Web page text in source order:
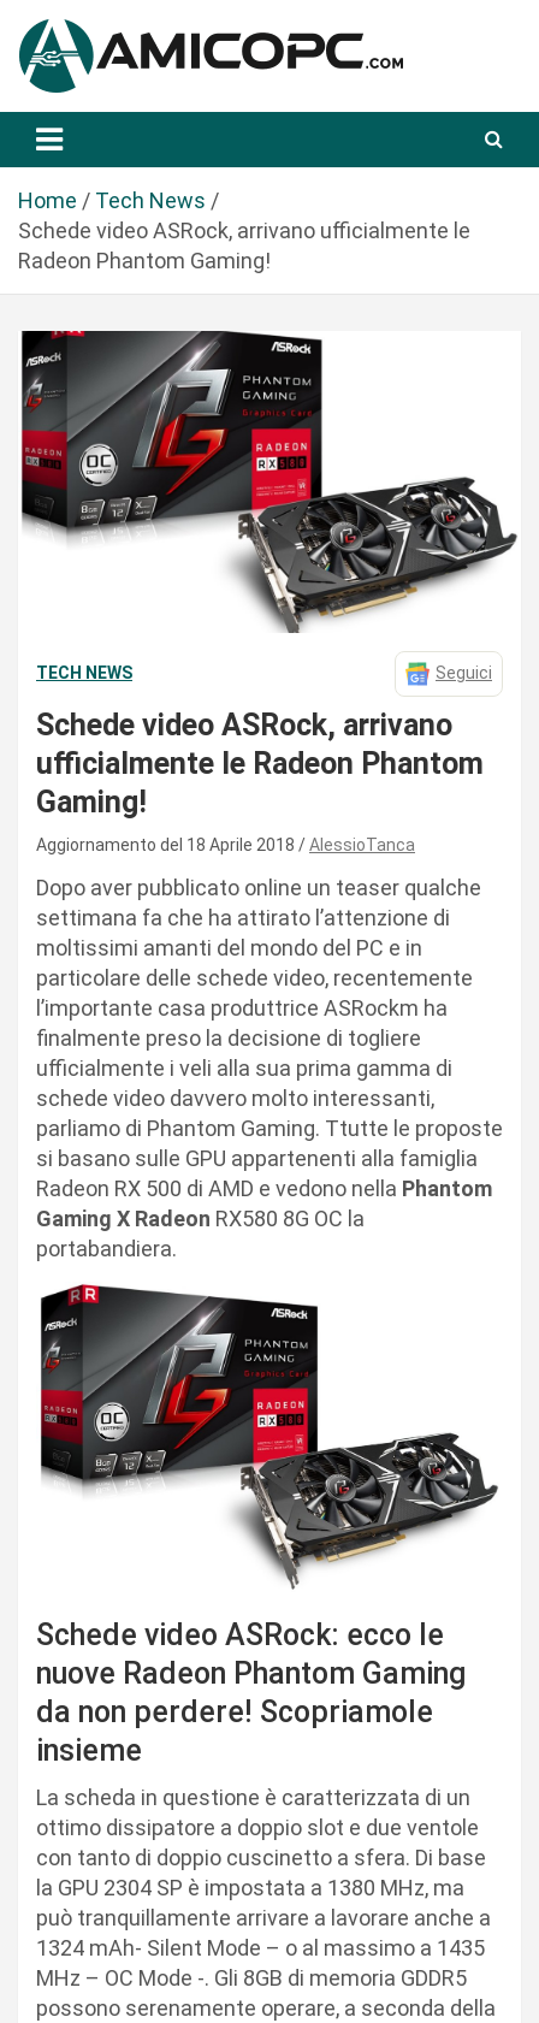
a
Amicopc.com
Home
Tech News
Schede video ASRock, arrivano ufficialmente le
Radeon Phantom Gaming!
TECH NEWS Seguici
Schede video ASRock, arrivano
ufficialmente le Radeon Phantom
Gaming!
Aggiornamento del 18 Aprile 2018 AlessioTanca
Dopo aver pubblicato online un teaser qualche
settimana fa che ha attirato l’attenzione di
moltissimi amanti del mondo del PC e in
particolare delle schede video, recentemente
l’importante casa produttrice ASRockm ha
finalmente preso la decisione di togliere
ufficialmente i veli alla sua prima gamma di
schede video davvero molto interessanti,
parliamo di Phantom Gaming. Ttutte le proposte
si basano sulle GPU appartenenti alla famiglia
Radeon RX 500 di AMD e vedono nella Phantom
Gaming X Radeon RX580 8G OC la
portabandiera.
Schede video ASRock: ecco le
nuove Radeon Phantom Gaming
da non perdere! Scopriamole
insieme
La scheda in questione è caratterizzata di un
ottimo dissipatore a doppio slot e due ventole
con tanto di doppio cuscinetto a sfera. Di base
la GPU 2304 SP è impostata a 1380 MHz, ma
può tranquillamente arrivare a lavorare anche a
1324 mAh- Silent Mode – o al massimo a 1435
MHz – OC Mode -. Gli 8GB di memoria GDDR5
possono serenamente operare, a seconda della